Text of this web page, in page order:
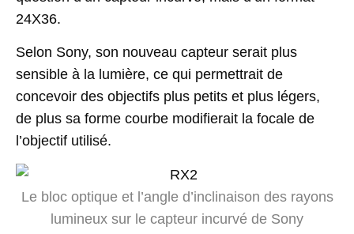
24X36.
Selon Sony, son nouveau capteur serait plus
sensible à la lumière, ce qui permettrait de
concevoir des objectifs plus petits et plus légers,
de plus sa forme courbe modifierait la focale de
l’objectif utilisé.
Le bloc optique et l’angle d’inclinaison des rayons
lumineux sur le capteur incurvé de Sony